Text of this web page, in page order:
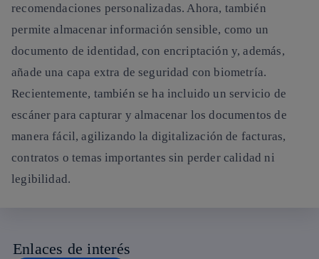
recomendaciones personalizadas. Ahora, también
permite almacenar información sensible, como un
documento de identidad, con encriptación y, además,
añade una capa extra de seguridad con biometría.
Recientemente, también se ha incluido un servicio de
escáner para capturar y almacenar los documentos de
manera fácil, agilizando la digitalización de facturas,
contratos o temas importantes sin perder calidad ni
legibilidad.
Enlaces de interés